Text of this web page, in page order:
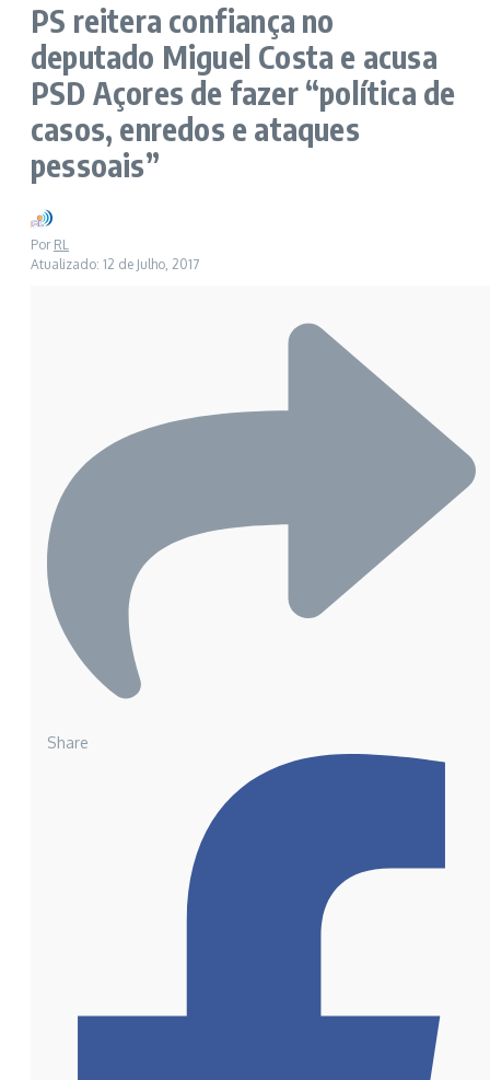
PS reitera confiança no
deputado Miguel Costa e acusa
PSD Açores de fazer “política de
casos, enredos e ataques
pessoais”
Por RL
Atualizado: 12 de Julho, 2017
Share